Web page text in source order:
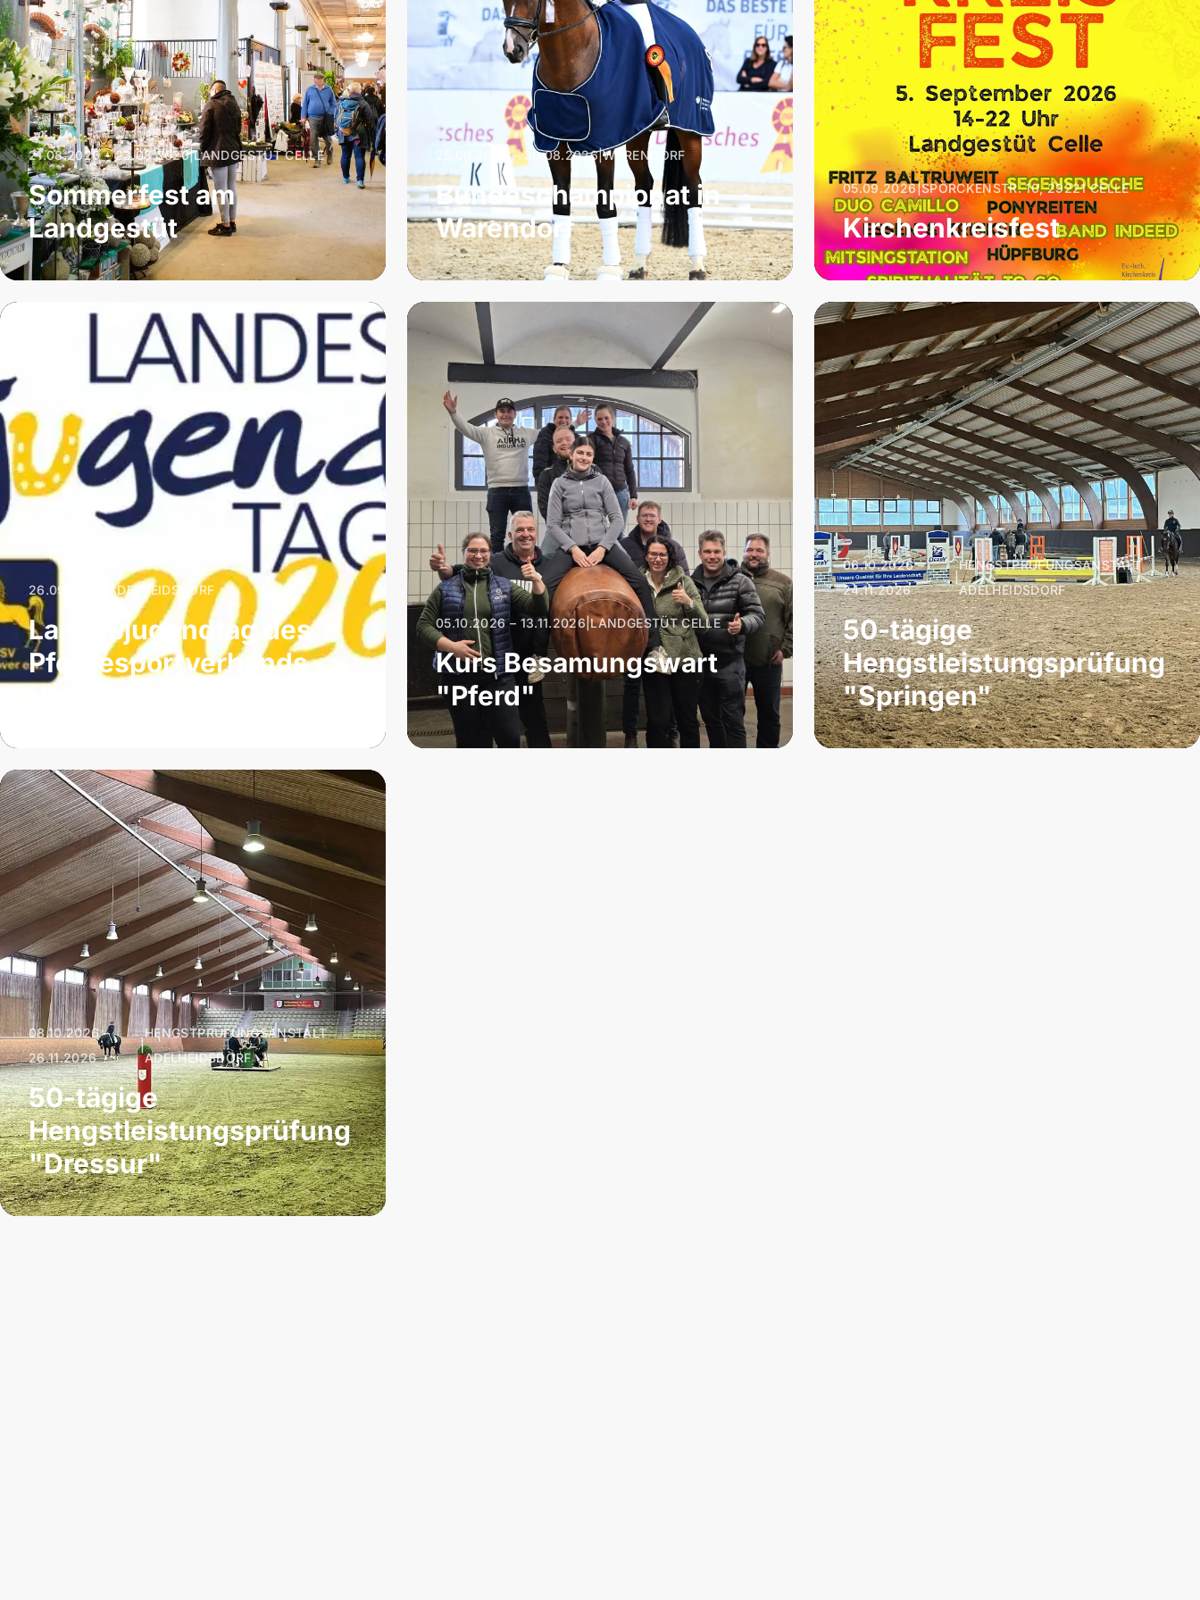
21.08.2026 – 23.08.2026|LANDGESTÜT CELLE
Sommerfest am
Landgestüt
25.08.2026 – 30.08.2026|WARENDORF
Bundeschampionat in
Warendorf
05.09.2026|SPÖRCKENSTR. 10, 29221 CELLE
Kirchenkreisfest
26.09.2026 ADELHEIDSDORF
Landesjugendtag des
Pferdesportverbands
Hannover
05.10.2026 – 13.11.2026|LANDGESTÜT CELLE
Kurs Besamungswart
"Pferd"
06.10.2026 –
24.11.2026
|
HENGSTPRÜFUNGSANSTALT
ADELHEIDSDORF
50-tägige
Hengstleistungsprüfung
"Springen"
08.10.2026 –
26.11.2026
|
HENGSTPRÜFUNGSANSTALT
ADELHEIDSDORF
50-tägige
Hengstleistungsprüfung
"Dressur"